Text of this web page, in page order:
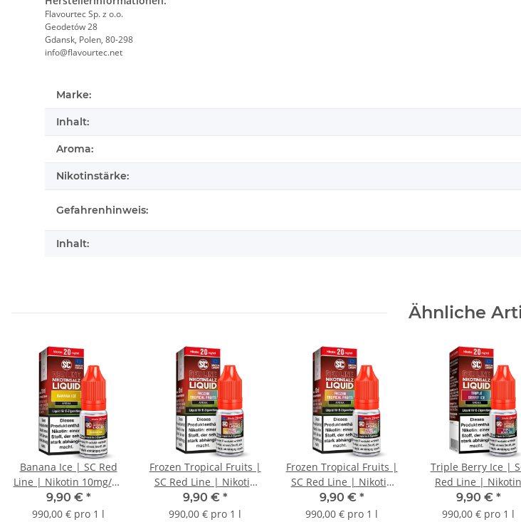
Flavourtec Sp. z o.o.
Geodetów 28
Gdansk, Polen, 80-298
info@flavourtec.net
Marke:
Inhalt:
Aroma:
Nikotinstärke:
Gefahrenhinweis:
Inhalt:
Ähnliche
Banana Ice | SC Red
Line | Nikotin 10mg/ml
| Liquid | 10ml
9,90 € *
990,00 € pro 1 l
Frozen Tropical Fruits |
SC Red Line | Nikotin
10mg/ml | Liquid |
10ml
9,90 € *
990,00 € pro 1 l
Frozen Tropical Fruits |
SC Red Line | Nikotin
20mg/ml | Liquid |
10ml
9,90 € *
990,00 € pro 1 l
Triple Berry Ice |
Red Line | Nikotin
10mg/ml | Liquid |
10ml
9,90 € *
990,00 € pro 1 l